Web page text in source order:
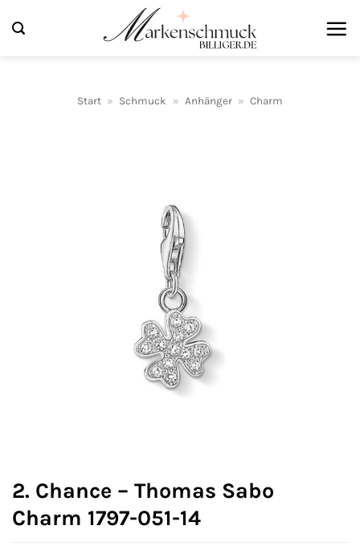
Inhalt
Start » Schmuck » Anhänger » Charm
2. Chance – Thomas Sabo
Charm 1797-051-14